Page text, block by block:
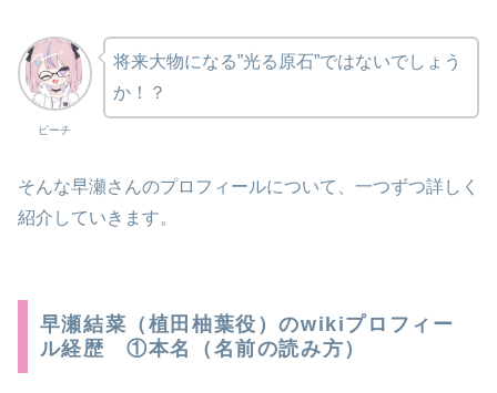
ピーチ
将来大物になる”光る原石”ではないでしょう
か！？
そんな早瀬さんのプロフィールについて、一つずつ詳しく
紹介していきます。
早瀬結菜（植田柚葉役）のwikiプロフィー
ル経歴 ①本名（名前の読み方）